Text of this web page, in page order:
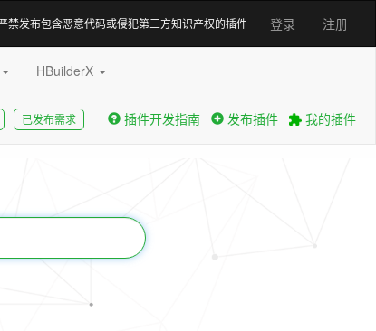
登录 注册
禁发布包含恶意代码或侵犯第三方知识产权的插件
HBuilderX
已发布需求 插件开发指南 发布插件 我的插件